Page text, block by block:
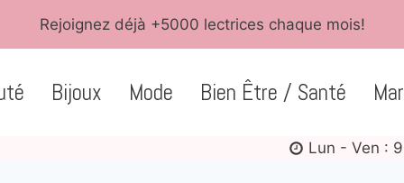
Rejoignez déjà +5000 lectrices chaque mois!
Bijoux Mode Bien Être / Santé
Lun - Ven :